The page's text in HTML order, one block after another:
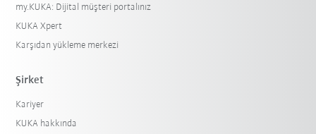
my.KUKA: Dijital müşteri portalınız
KUKA Xpert
Karşıdan yükleme merkezi
Şirket
Kariyer
KUKA hakkında